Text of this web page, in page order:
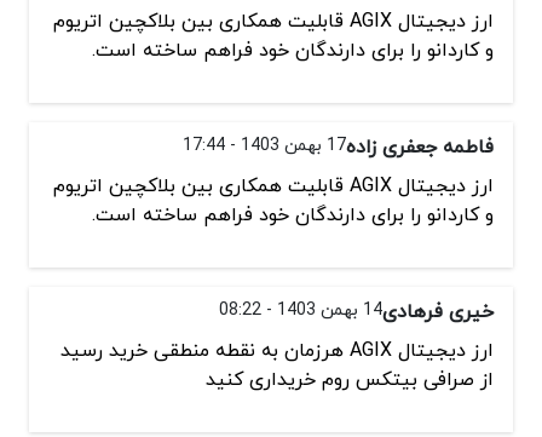
ارز دیجیتال AGIX قابلیت همکاری بین بلاکچین اتریوم
و کاردانو را برای دارندگان خود فراهم ساخته است.
فاطمه جعفری زاده17 بهمن 1403 - 17:44
ارز دیجیتال AGIX قابلیت همکاری بین بلاکچین اتریوم
و کاردانو را برای دارندگان خود فراهم ساخته است.
خیری فرهادی14 بهمن 1403 - 08:22
ارز دیجیتال AGIX هرزمان به نقطه منطقی خرید رسید
از صرافی بیتکس روم خریداری کنید